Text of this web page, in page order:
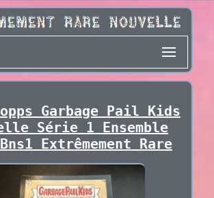
Garbage Pail Kids
Série 1 Ensemble
Extrêmement Rare